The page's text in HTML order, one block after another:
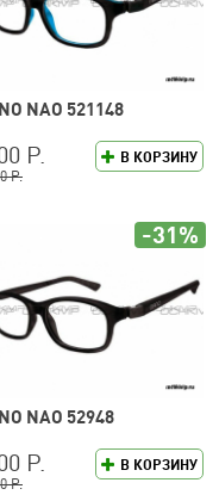
NAO 521148
В КОРЗИНУ
Р.
Р.
NAO 52948
В КОРЗИНУ
Р.
Р.
-31%